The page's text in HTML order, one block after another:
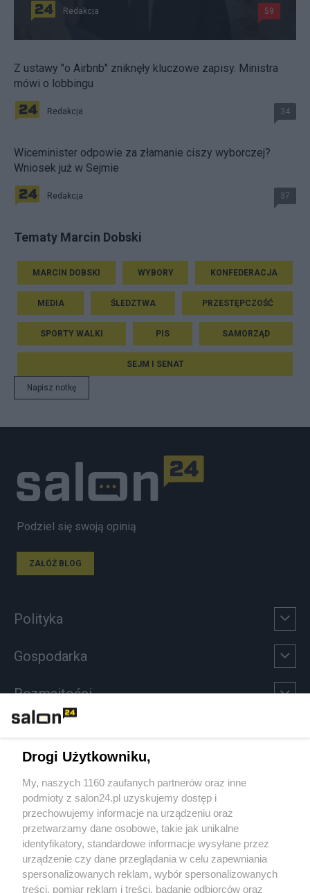
Redakcja 59
Z ustawy "o Airbnb" zniknęły kluczowe zapisy. Ministra
mówi o lobbingu
Redakcja 34
Wiceminister odpowie za złamanie ciszy wyborczej?
Wniosek już w Sejmie
Redakcja 37
Tematy Marcin Dobski
MARCIN DOBSKI WYBORY KONFEDERACJA
MEDIA ŚLEDZTWA PRZESTĘPCZOŚĆ
SPORTY WALKI PIS SAMORZĄD
SEJM I SENAT
Napisz notkę
Podziel się swoją opinią
ZAŁÓŻ BLOG
Polityka
Gospodarka
Rozmaitości
Sport
Społeczeństwo
Kultura
Drogi Użytkowniku,
My, naszych 1160 zaufanych partnerów oraz inne
podmioty z salon24.pl uzyskujemy dostęp i
przechowujemy informacje na urządzeniu oraz
przetwarzamy dane osobowe, takie jak unikalne
identyfikatory, standardowe informacje wysyłane przez
urządzenie czy dane przeglądania w celu zapewniania
spersonalizowanych reklam, wybór spersonalizowanych
treści, pomiar reklam i treści, badanie odbiorców oraz